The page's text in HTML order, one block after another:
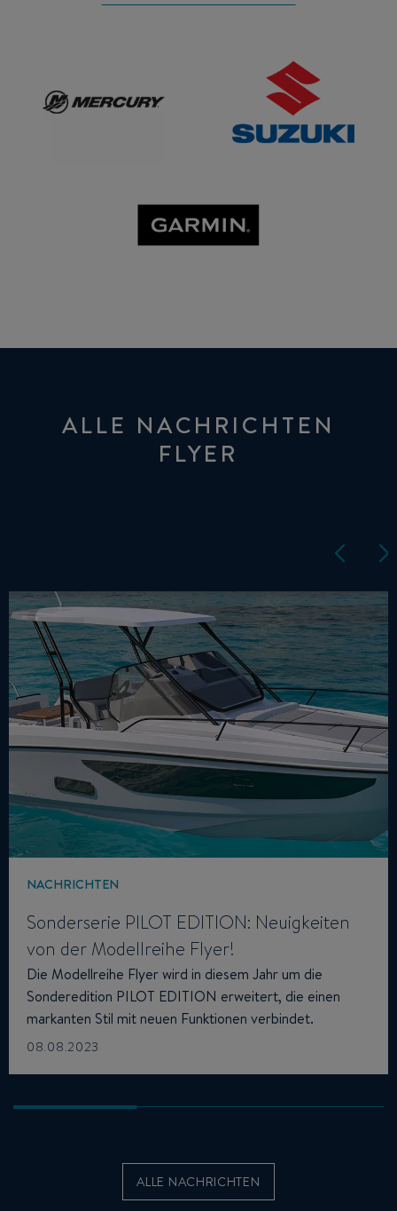
ALLE NACHRICHTEN
FLYER
NACHRICHTEN
Sonderserie PILOT EDITION: Neuigkeiten
von der Modellreihe Flyer!
Die Modellreihe Flyer wird in diesem Jahr um die
Sonderedition PILOT EDITION erweitert, die einen
markanten Stil mit neuen Funktionen verbindet.
08.08.2023
ALLE NACHRICHTEN